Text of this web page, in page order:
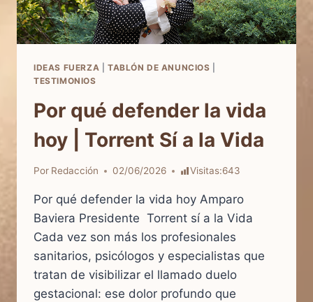
IDEAS FUERZA TABLÓN DE ANUNCIOS
TESTIMONIOS
Por qué defender la vida
hoy | Torrent Sí a la Vida
Por Redacción 02/06/2026 Visitas:643
Por qué defender la vida hoy Amparo
Baviera Presidente Torrent sí a la Vida
Cada vez son más los profesionales
sanitarios, psicólogos y especialistas que
tratan de visibilizar el llamado duelo
gestacional: ese dolor profundo que